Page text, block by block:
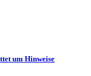
um Hinweise